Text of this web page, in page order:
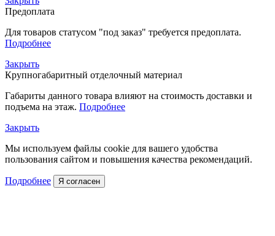
Предоплата
Для товаров статусом "под заказ" требуется предоплата.
Подробнее
Закрыть
Крупногабаритный отделочный материал
Габариты данного товара влияют на стоимость доставки и
подъема на этаж. Подробнее
Закрыть
Мы используем файлы cookie для вашего удобства
пользования сайтом и повышения качества рекомендаций.
Подробнее Я согласен